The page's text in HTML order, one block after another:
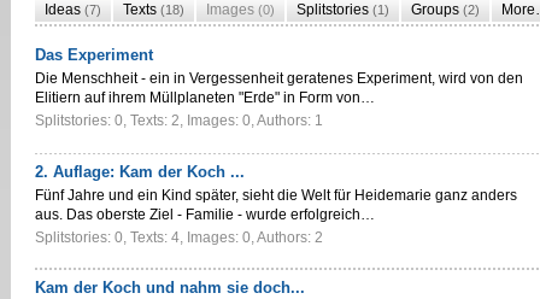
Ideas (7) Texts (18) Images (0) Splitstories (1) Groups (2)
Das Experiment
Die Menschheit - ein in Vergessenheit geratenes Experiment, wird von den
Elitiern auf ihrem Müllplaneten "Erde" in Form von…
Splitstories: 0, Texts: 2, Images: 0, Authors: 1
2. Auflage: Kam der Koch ...
Fünf Jahre und ein Kind später, sieht die Welt für Heidemarie ganz anders
aus. Das oberste Ziel - Familie - wurde erfolgreich…
Splitstories: 0, Texts: 4, Images: 0, Authors: 2
Kam der Koch und nahm sie doch...